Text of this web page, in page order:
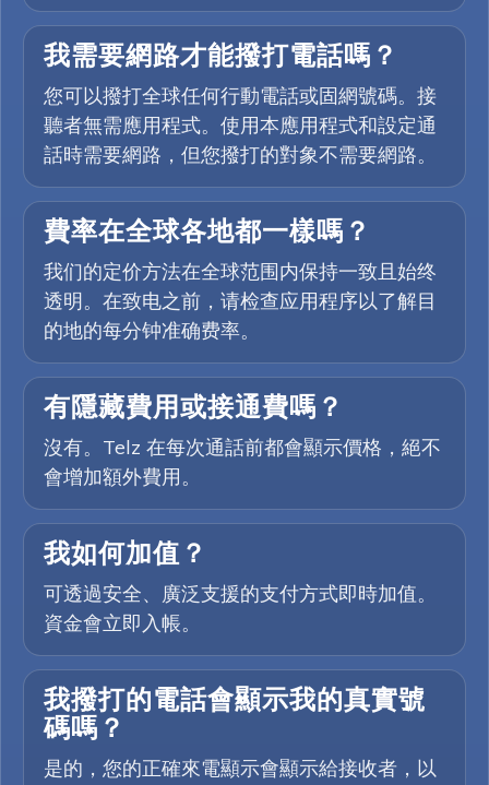
我需要網路才能撥打電話嗎？
您可以撥打全球任何行動電話或固網號碼。接
聽者無需應用程式。使用本應用程式和設定通
話時需要網路，但您撥打的對象不需要網路。
費率在全球各地都一樣嗎？
我们的定价方法在全球范围内保持一致且始终
透明。在致电之前，请检查应用程序以了解目
的地的每分钟准确费率。
有隱藏費用或接通費嗎？
沒有。Telz 在每次通話前都會顯示價格，絕不
會增加額外費用。
我如何加值？
可透過安全、廣泛支援的支付方式即時加值。
資金會立即入帳。
我撥打的電話會顯示我的真實號
碼嗎？
是的，您的正確來電顯示會顯示給接收者，以